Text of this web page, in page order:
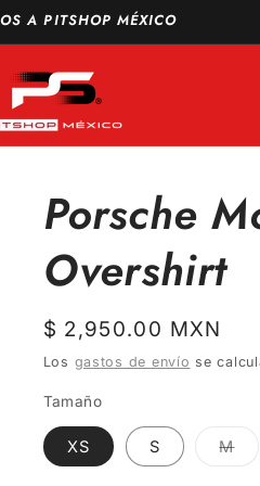
en compras a partir de $1,500
Porsche
Overshirt
Precio
habitual
$ 2,950.00 MXN
Los gastos de envío se
Tamaño
XS S M